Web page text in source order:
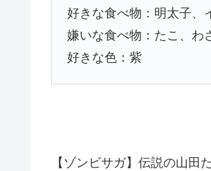
好きな食べ物：明太子、
嫌いな食べ物：たこ、わ
好きな色：紫
【ゾンビサガ】伝説の山田